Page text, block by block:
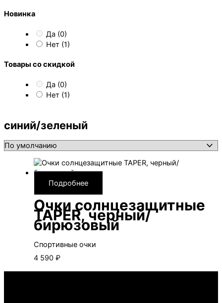
Новинка
Да (0)
Нет (1)
Товары со скидкой
Да (0)
Нет (1)
синий/зеленый
Подробнее
Очки солнцезащитные
TAPER, черный/
бирюзовый
Спортивные очки
4 590 ₽